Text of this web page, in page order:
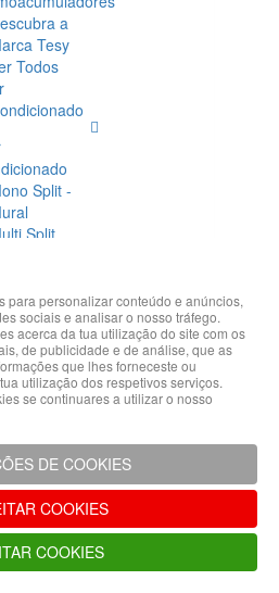
a
Tesy
Todos
Split -
Split
e
para personalizar conteúdo e anúncios,
sociais e analisar o nosso tráfego.
acerca da tua utilização do site com os
de publicidade e de análise, que as
que lhes forneceste ou
utilização dos respetivos serviços.
se continuares a utilizar o nosso
DE COOKIES
COOKIES
COOKIES